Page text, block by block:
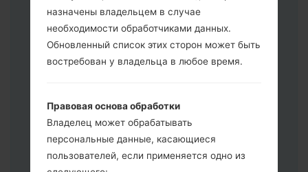
Operator"
Добавьте все файлы в программу Odin
3.
Если вы хотите прошить телефон и
выберите HOME_CSC _ *** для
сохранения Ваших данных.
Теперь выключите устройство и
войдите в "Download" режим. Все
назначены владельцем в случае
необходимости обработчиками данных.
Обновленный список этих сторон может быть
востребован у владельца в любое время.
Правовая основа обработки
Владелец может обрабатывать
персональные данные, касающиеся
пользователей, если применяется одно из